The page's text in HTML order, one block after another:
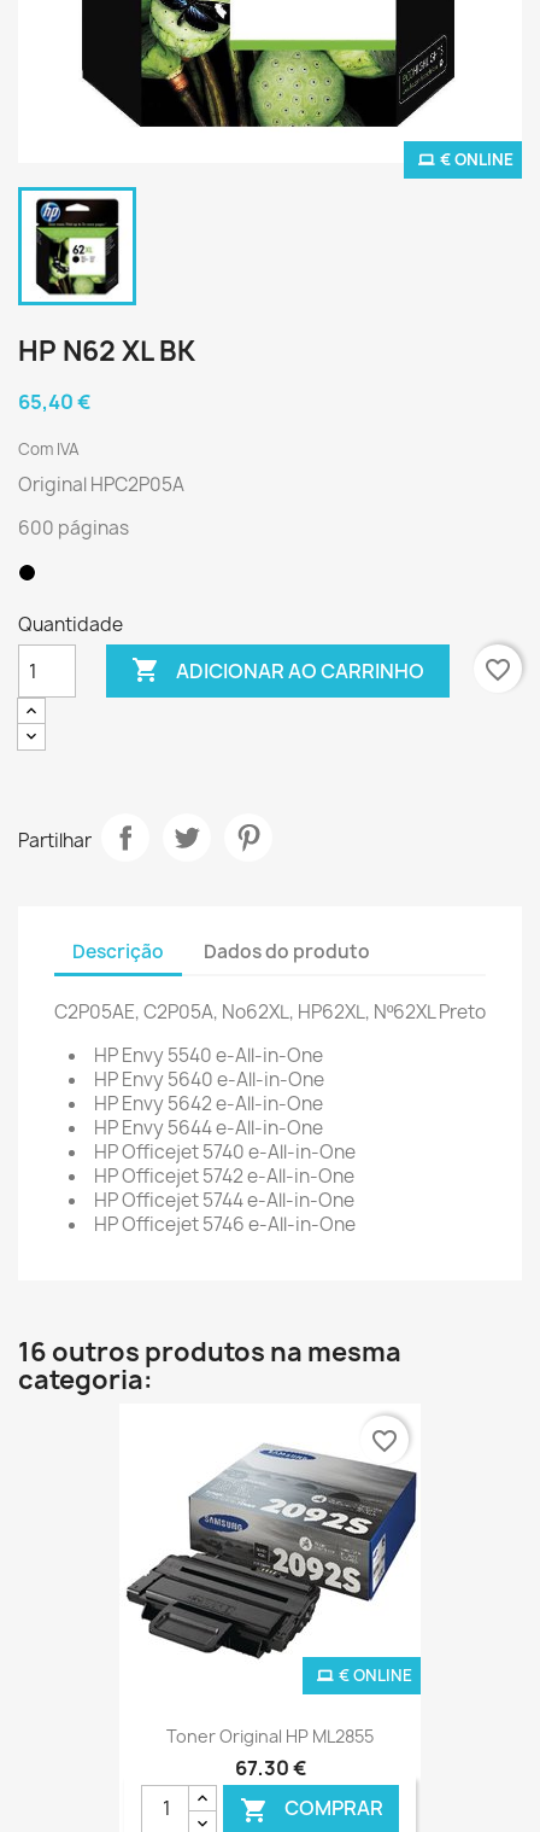
€ ONLINE
HP N62 XL BK
65,40 €
Com IVA
Original HPC2P05A
600 páginas
Quantidade
 ADICIONAR AO CARRINHO favorite_border
Partilhar
Descrição Dados do produto
C2P05AE, C2P05A, No62XL, HP62XL, Nº62XL Preto
HP Envy 5540 e-All-in-One
HP Envy 5640 e-All-in-One
HP Envy 5642 e-All-in-One
HP Envy 5644 e-All-in-One
HP Officejet 5740 e-All-in-One
HP Officejet 5742 e-All-in-One
HP Officejet 5744 e-All-in-One
HP Officejet 5746 e-All-in-One
16 outros produtos na mesma
categoria:
Toner Original HP ML2855
67,30 €
 COMPRAR
€ ONLINE
favorite_border